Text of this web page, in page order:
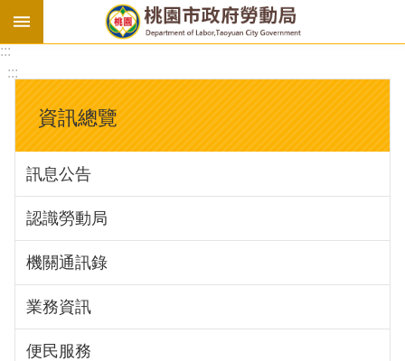
基
法
勞
資
會
庇
護
工
場
進
:::
:::
資訊總覽
訊息公告
認識勞動局
機關通訊錄
業務資訊
便民服務